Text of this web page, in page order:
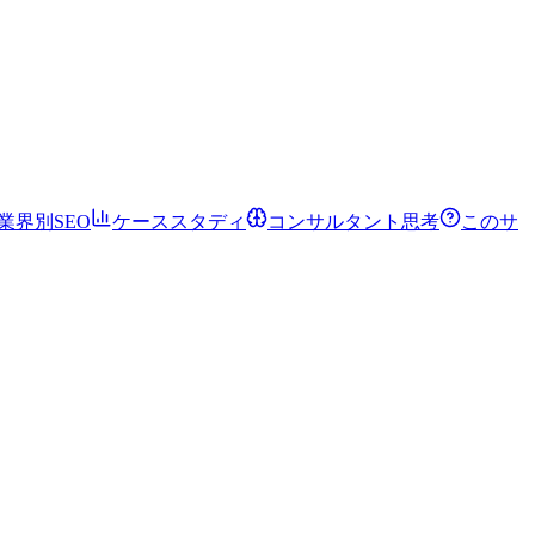
界別SEO ケーススタディ コンサルタント思考
このサ